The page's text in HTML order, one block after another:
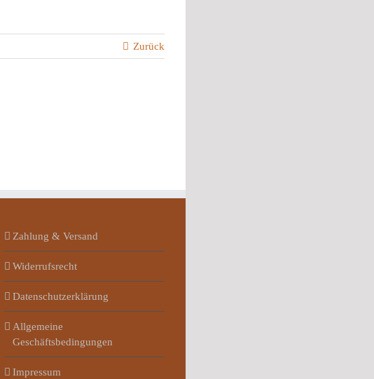
Zurück
Zahlung & Versand
Widerrufsrecht
Datenschutzerklärung
Allgemeine
Geschäftsbedingungen
Impressum